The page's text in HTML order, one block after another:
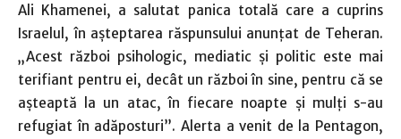
Ali Khamenei, a salutat panica totală care a cuprins
Israelul, în aşteptarea răspunsului anunţat de Teheran.
„Acest război psihologic, mediatic şi politic este mai
terifiant pentru ei, decât un război în sine, pentru că se
aşteaptă la un atac, în fiecare noapte şi mulţi s-au
refugiat în adăposturi”. Alerta a venit de la Pentagon,